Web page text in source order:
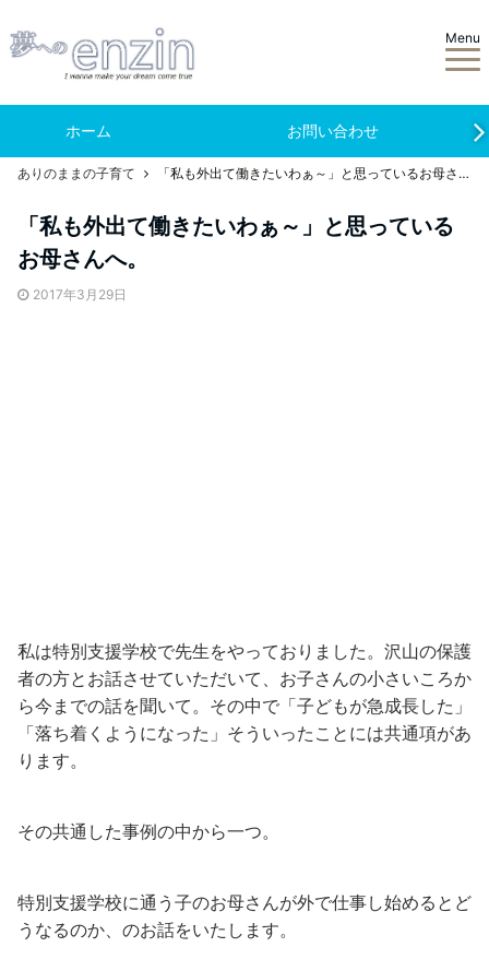
Menu
ホーム お問い合わせ
ありのままの子育て 「私も外出て働きたいわぁ～」と思っているお母さんへ。
「私も外出て働きたいわぁ～」と思っている
お母さんへ。
2017年3月29日
私は特別支援学校で先生をやっておりました。沢山の保護
者の方とお話させていただいて、お子さんの小さいころか
ら今までの話を聞いて。その中で「子どもが急成長した」
「落ち着くようになった」そういったことには共通項があ
ります。
その共通した事例の中から一つ。
特別支援学校に通う子のお母さんが外で仕事し始めるとど
うなるのか、のお話をいたします。